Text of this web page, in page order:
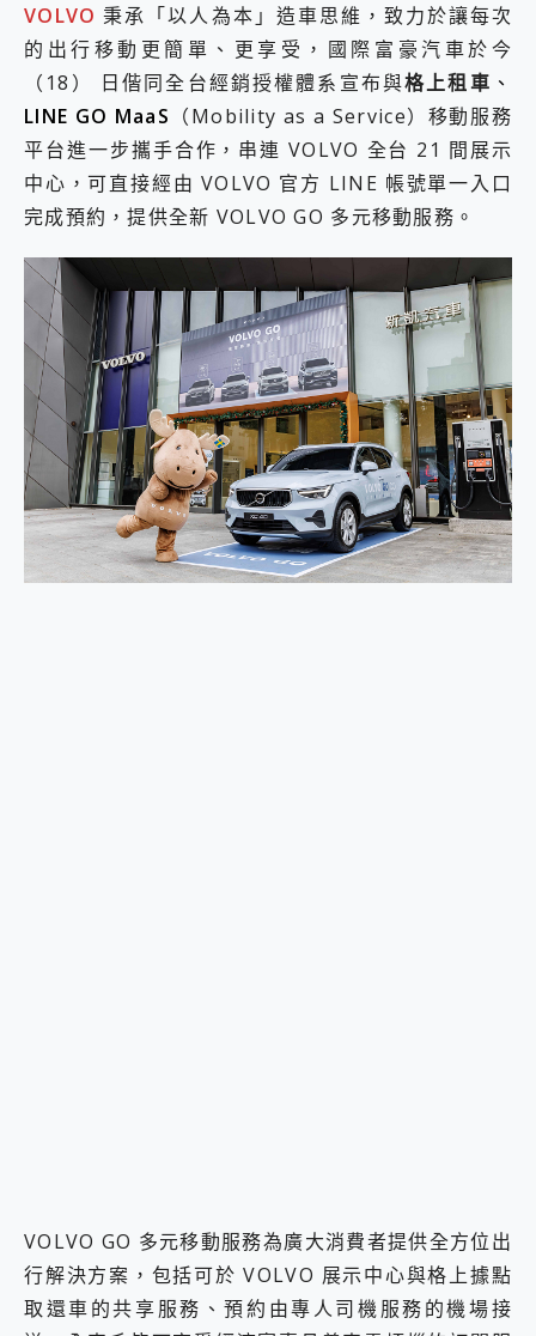
飛利浦 JS7310 ⚡【電急便｜行動儲能救車電源】 可靠的旅行夥伴！帶給您優異的安全性與強大供電效能
是螢幕也是電視! 一機超多用途「MSI微星 Modern MD272UPSW 27型」 4K IPS 輕薄商用智慧聯網螢幕 開箱 評測
您的專屬AI 助手 Yoga Slim 7 Aura Edition 觸控AI筆電 開箱 評測
realme 14 Pro 超硬軍規、冰感變色實測，realme 14 5G 遊戲戰鬥值爆表，效能x娛樂全都要！
iPhone、Apple Watch、AirPods耳機 三個設備充電一起搞定 ONPRO MagReact™ M3 3 in 1可攜摺疊無線充電器 開箱 評測
動靜皆宜「HUAWEI FreeArc」開放式耳掛耳機，無感配戴! 超穩超服貼，音質、通話也很優質
好玩好拍 vivo V50 ~ 口袋裡的 Zeiss 潮流攝影棚!
25種洗烘模式一機搞定! Roborock 衣莉莎白 H1 Neo分子篩洗脫烘 AI 滾筒洗衣機
給 MSI Claw 系列電競掌機 最完美的家 MSI Nest Docking Station 掌機專屬擴充底座 開箱 評測
B&O 精品級音響! Home+ 中嘉寬頻 SoundBox 劇院串流盒 開箱 評測
2億 APO蔡司長焦神機降臨~ vivo X200 Pro、vivo X200 就是這麼好拍
EaseUS Vocal Remover 免費線上去聲器一鍵去除人聲 人聲 音樂分離 2024 消除人聲推薦
3 個超值 MHN 飛人工具分享~~ iToolab AnyGo 魔物獵人 Now飛人 ios教學 不出門也可以到處走
Locawhere AnyTo 寶可夢飛人 AnyTo 不出門也可以飛遍全世界
小體積 40000mAh 超大容量 一次充5個設備 充好充滿 CUKTECH 酷態科 300W 微型充電站 開箱 評測
97.3% 恢復率，資料救援就是這麼簡單 EaseUS Data Recovery Wizard Free 18.0.0 業界最好的資料救援軟體
磁碟系統大風吹 有了 磁碟管理程式 EaseUS Partition Master 就是這麼簡單
全新 SONY Xperia 1 VI 開箱! 相機實測! 長焦覆蓋更遠更清晰、2日長續航、頂尖影音娛樂效能~
Xiaomi 14 Ultra 開箱 評測~ 有深度的 Leica 影像旗艦手機! 加碼小旗艦 Xiaomi 14 開箱 評測
vivo TWS 3e 真無線藍牙耳機智慧降噪升級、音質明亮溫潤，並支援雙設備連接~
MSI Claw 掌機專屬配件包 來囉 完美保護 MSI Claw A1M-026TW 電競掌機
人像旗艦 vivo V30 系列 開箱 評測! 首搭蔡司光學鏡頭、攝影棚級柔光環、拍攝功能最好玩的美拍神機 vivo V30 Pro
VOLVO 秉承「以人為本」造車思維，致力於讓每次
的出行移動更簡單、更享受，國際富豪汽車於今
（18） 日偕同全台經銷授權體系宣布與格上租車 、
LINE GO MaaS （Mobility as a Service）移動服務
平台進一步攜手合作，串連 VOLVO 全台 21 間展示
中心，可直接經由 VOLVO 官方 LINE 帳號單一入口
完成預約，提供全新 VOLVO GO 多元移動服務。
VOLVO GO 多元移動服務為廣大消費者提供全方位出
行解決方案，包括可於 VOLVO 展示中心與格上據點
取還車的共享服務、預約由專人司機服務的機場接